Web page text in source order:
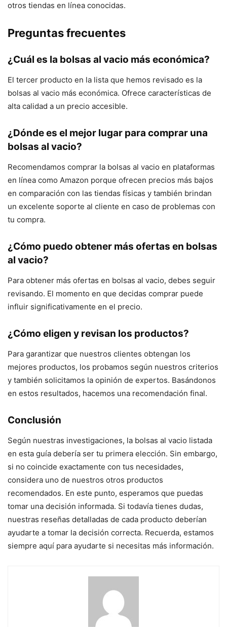
otros tiendas en línea conocidas.
Preguntas frecuentes
¿Cuál es la bolsas al vacio más económica?
El tercer producto en la lista que hemos revisado es la
bolsas al vacio más económica. Ofrece características de
alta calidad a un precio accesible.
¿Dónde es el mejor lugar para comprar una
bolsas al vacio?
Recomendamos comprar la bolsas al vacio en plataformas
en línea como Amazon porque ofrecen precios más bajos
en comparación con las tiendas físicas y también brindan
un excelente soporte al cliente en caso de problemas con
tu compra.
¿Cómo puedo obtener más ofertas en bolsas
al vacio?
Para obtener más ofertas en bolsas al vacio, debes seguir
revisando. El momento en que decidas comprar puede
influir significativamente en el precio.
¿Cómo eligen y revisan los productos?
Para garantizar que nuestros clientes obtengan los
mejores productos, los probamos según nuestros criterios
y también solicitamos la opinión de expertos. Basándonos
en estos resultados, hacemos una recomendación final.
Conclusión
Según nuestras investigaciones, la bolsas al vacio listada
en esta guía debería ser tu primera elección. Sin embargo,
si no coincide exactamente con tus necesidades,
considera uno de nuestros otros productos
recomendados. En este punto, esperamos que puedas
tomar una decisión informada. Si todavía tienes dudas,
nuestras reseñas detalladas de cada producto deberían
ayudarte a tomar la decisión correcta. Recuerda, estamos
siempre aquí para ayudarte si necesitas más información.